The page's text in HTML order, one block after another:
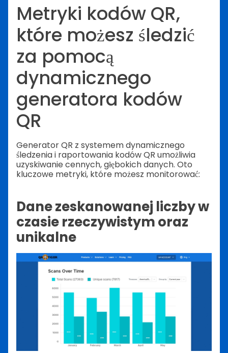
Metryki kodów QR,
które możesz śledzić
za pomocą
dynamicznego
generatora kodów
QR
Generator QR z systemem dynamicznego
śledzenia i raportowania kodów QR umożliwia
uzyskiwanie cennych, głębokich danych. Oto
kluczowe metryki, które możesz monitorować:
Dane zeskanowanej liczby w
czasie rzeczywistym oraz
unikalne